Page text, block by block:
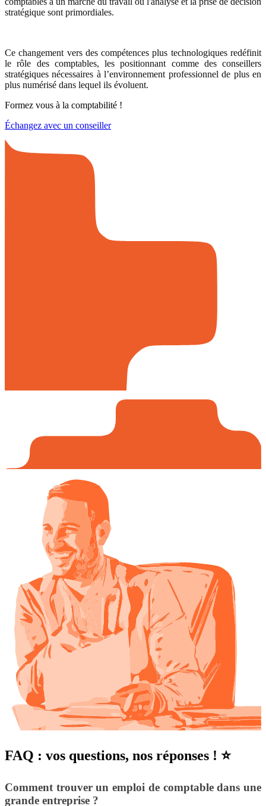
stratégique sont primordiales.
Ce changement vers des compétences plus technologiques redéfinit
le rôle des comptables, les positionnant comme des conseillers
stratégiques nécessaires à l’environnement professionnel de plus en
plus numérisé dans lequel ils évoluent.
Formez vous à la comptabilité !
Échangez avec un conseiller
FAQ : vos questions, nos réponses ! ⭐
Comment trouver un emploi de comptable dans une
grande entreprise ?